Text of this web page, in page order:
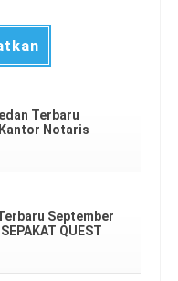
Terbaru
Notaris
September
QUEST